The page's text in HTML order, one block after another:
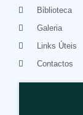
Biblioteca
Galeria
Links Úteis
Contactos